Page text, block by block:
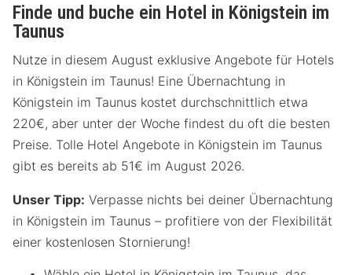
Finde und buche ein Hotel in Königstein im
Taunus
Nutze in diesem August exklusive Angebote für Hotels
in Königstein im Taunus! Eine Übernachtung in
Königstein im Taunus kostet durchschnittlich etwa
220€, aber unter der Woche findest du oft die besten
Preise. Tolle Hotel Angebote in Königstein im Taunus
gibt es bereits ab 51€ im August 2026.
Unser Tipp: Verpasse nichts bei deiner Übernachtung
in Königstein im Taunus – profitiere von der Flexibilität
einer kostenlosen Stornierung!